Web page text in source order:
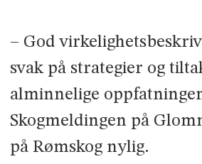
– God
svak på strategier og
alminnelige
Skogmeldingen på
på Rømskog nylig.